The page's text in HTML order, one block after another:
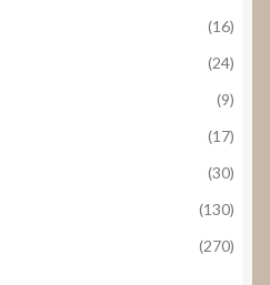
(16)
(24)
(9)
(17)
(30)
(130)
(270)